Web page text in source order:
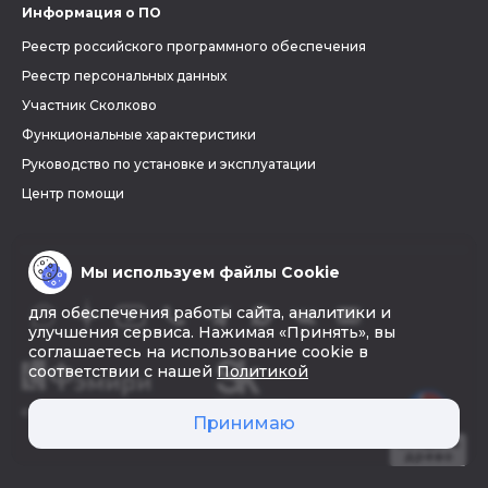
Информация о ПО
Реестр российского программного обеспечения
Реестр персональных данных
Участник Сколково
Функциональные характеристики
Руководство по установке и эксплуатации
Центр помощи
© 2026 «Фэмири»
Мы используем файлы Cookie
для обеспечения работы сайта, аналитики и
улучшения сервиса. Нажимая «Принять», вы
соглашаетесь на использование cookie в
соответствии с нашей Политикой
Принимаю
Создать